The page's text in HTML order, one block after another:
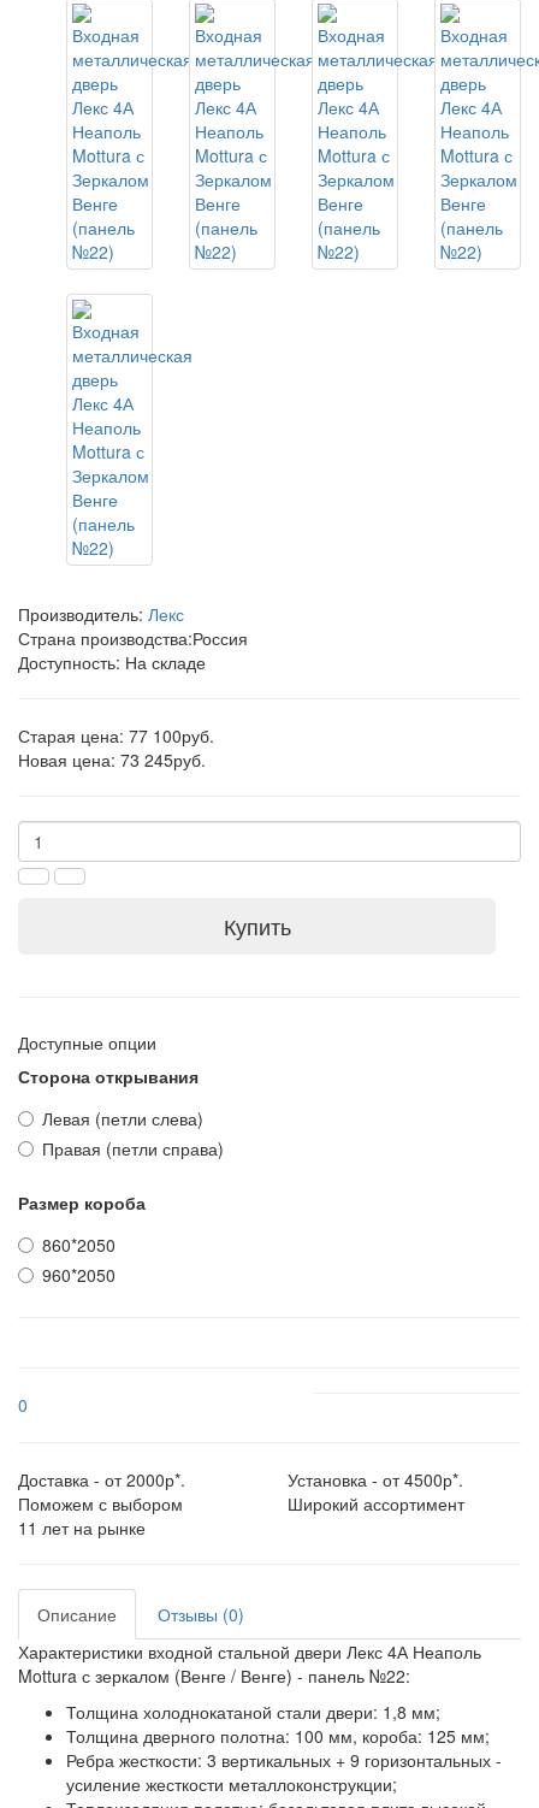
Производитель: Лекс
Страна производства:Россия
Доступность: На складе
Старая цена: 77 100руб.
Новая цена: 73 245руб.
Купить
Доступные опции
Сторона открывания
Левая (петли слева)
Правая (петли справа)
Размер короба
860*2050
960*2050
0
Доставка - от 2000р*.
Установка - от 4500р*.
Поможем с выбором
Широкий ассортимент
11 лет на рынке
Описание
Отзывы (0)
Характеристики входной стальной двери Лекс 4А Неаполь
Mottura с зеркалом (Венге / Венге) - панель №22:
Толщина холоднокатаной стали двери: 1,8 мм;
Толщина дверного полотна: 100 мм, короба: 125 мм;
Ребра жесткости: 3 вертикальных + 9 горизонтальных -
усиление жесткости металлоконструкции;